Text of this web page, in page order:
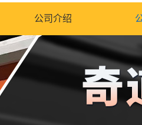
公司介绍